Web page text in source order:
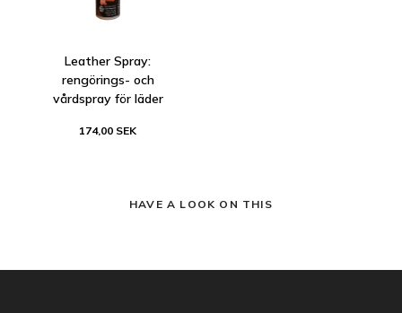
Leather Spray:
rengörings- och
vårdspray för läder
174,00 SEK
HAVE A LOOK ON THIS